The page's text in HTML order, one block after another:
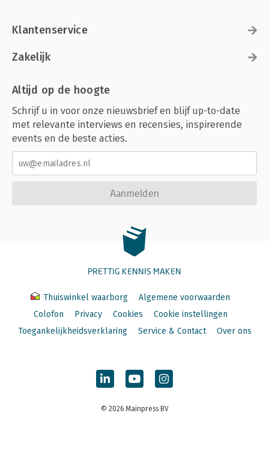
Klantenservice
Zakelijk
Altijd op de hoogte
Schrijf u in voor onze nieuwsbrief en blijf up-to-date
met relevante interviews en recensies, inspirerende
events en de beste acties.
Aanmelden
PRETTIG KENNIS MAKEN
Thuiswinkel waarborg
Algemene voorwaarden
Colofon
Privacy Cookies
Cookie instellingen
Toegankelijkheidsverklaring
Service & Contact Over ons
© 2026 Mainpress BV